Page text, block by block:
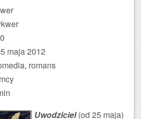
maja 2012
romans
Uwodziciel(od 25 maja)